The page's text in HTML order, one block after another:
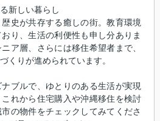
新しい暮らし
史が共存する癒しの街。教育環境
り、生活の利便性も申し分ありま
ア層、さらには移住希望者まで、
くりが進められています。
ブルで、ゆとりのある生活が実現
れから住宅購入や沖縄移住を検討
の物件をチェックしてみてくださ